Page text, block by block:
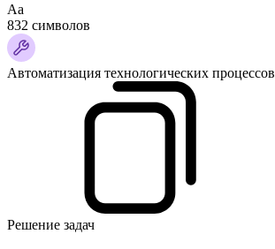
Аа
832 символов
Автоматизация технологических процессов
Решение задач